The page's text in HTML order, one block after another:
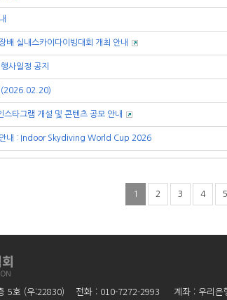
배 실내스카이다이빙대회 개최 안내
사일정 공지
(2026.02.20)
스타그램 개설 및 콘텐츠 공모 안내
안내 : Indoor Skydiving World Cup 2026
1 2 3 4 5
5호 (우:22830) 전화 : 010-7272-2993 계좌 : 우리